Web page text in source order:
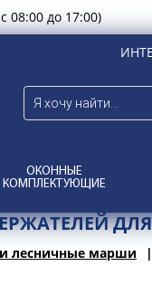
08:00 до 17:00)
ОКОННЫЕ
КОМПЛЕКТУЮЩИЕ
лесничные марши